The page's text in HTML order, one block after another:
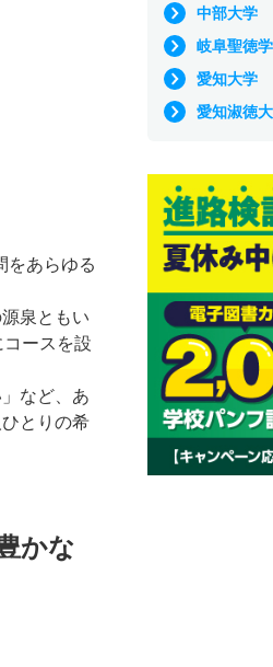
をあらゆる
泉ともい
ースを設
など、あ
とりの希
かな
中部大学
岐阜聖徳
愛知大学
愛知淑徳